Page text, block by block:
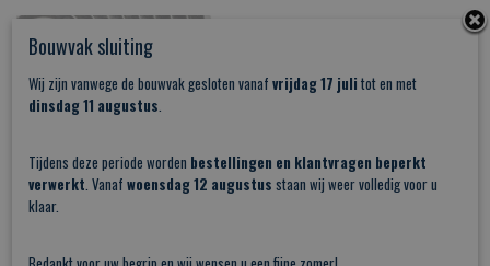
Bouwvak sluiting
Wij zijn vanwege de bouwvak gesloten vanaf vrijdag 17 juli tot en met
dinsdag 11 augustus.
Tijdens deze periode worden bestellingen en klantvragen beperkt
verwerkt. Vanaf woensdag 12 augustus staan wij weer volledig voor u
klaar.